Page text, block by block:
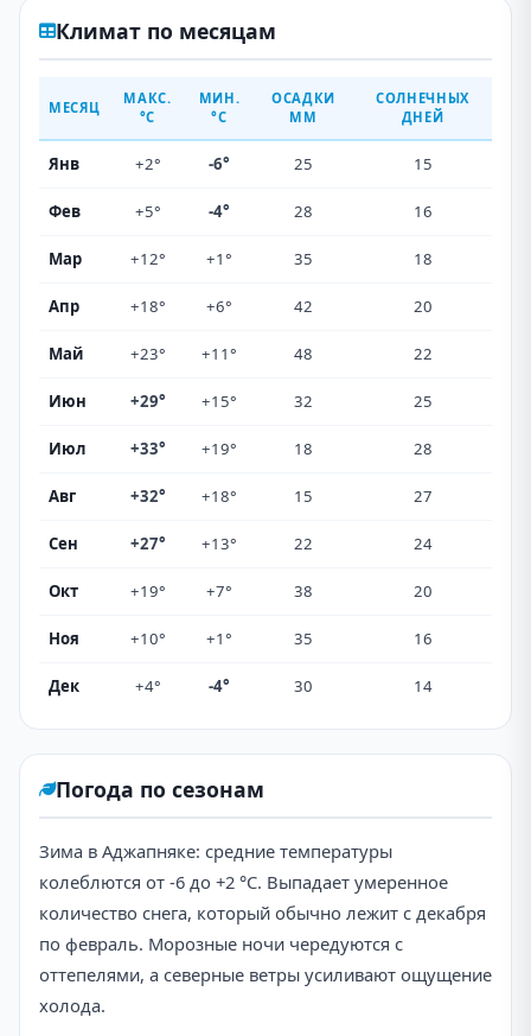
Климат по месяцам
МЕСЯЦ
МАКС.
°C
МИН.
°C
ОСАДКИ
ММ
СОЛНЕЧНЫХ
ДНЕЙ
Янв +2° -6° 25 15
Фев +5° -4° 28 16
Мар +12° +1° 35 18
Апр +18° +6° 42 20
Май +23° +11° 48 22
Июн +29° +15° 32 25
Июл +33° +19° 18 28
Авг +32° +18° 15 27
Сен +27° +13° 22 24
Окт +19° +7° 38 20
Ноя +10° +1° 35 16
Дек +4° -4° 30 14
Погода по сезонам
Зима в Аджапняке: средние температуры
колеблются от -6 до +2 °C. Выпадает умеренное
количество снега, который обычно лежит с декабря
по февраль. Морозные ночи чередуются с
оттепелями, а северные ветры усиливают ощущение
холода.